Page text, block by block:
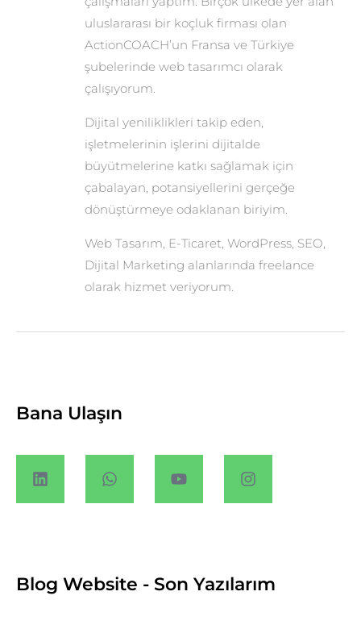
uluslararası bir koçluk firması olan
ActionCOACH’un Fransa ve Türkiye
şubelerinde web tasarımcı olarak
çalışıyorum.
Dijital yeniliklikleri takip eden,
işletmelerinin işlerini dijitalde
büyütmelerine katkı sağlamak için
çabalayan, potansiyellerini gerçeğe
dönüştürmeye odaklanan biriyim.
Web Tasarım, E-Ticaret, WordPress, SEO,
Dijital Marketing alanlarında freelance
olarak hizmet veriyorum.
Bana Ulaşın
Blog Website - Son Yazılarım